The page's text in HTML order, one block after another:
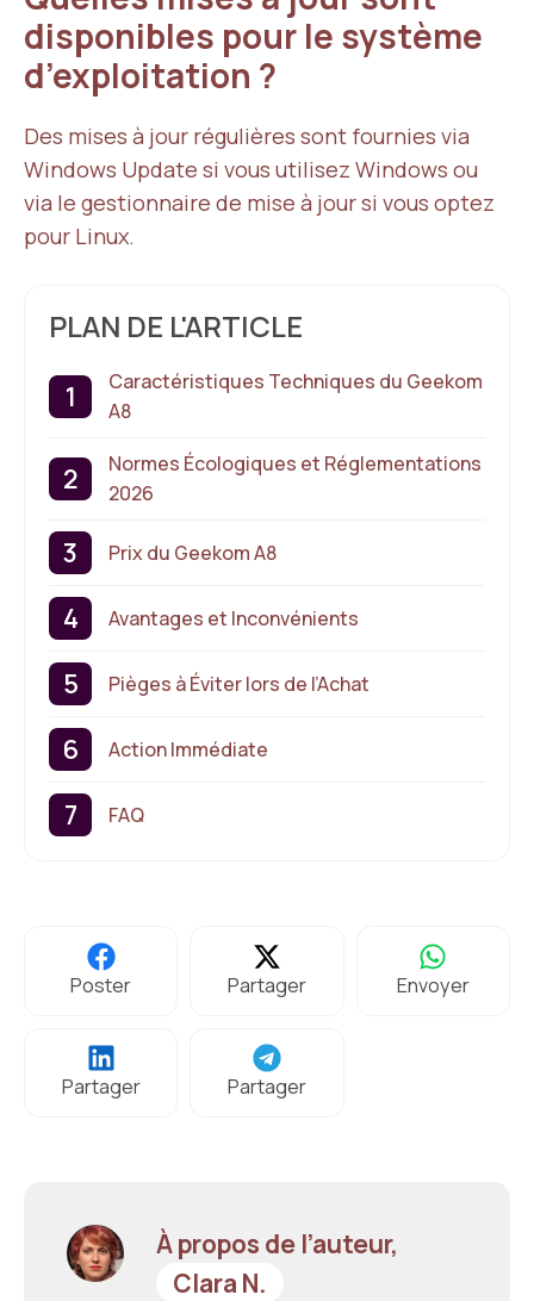
disponibles pour le système
d’exploitation ?
Des mises à jour régulières sont fournies via
Windows Update si vous utilisez Windows ou
via le gestionnaire de mise à jour si vous optez
pour Linux.
PLAN DE L'ARTICLE
Caractéristiques Techniques du Geekom
A8
Normes Écologiques et Réglementations
2026
Prix du Geekom A8
Avantages et Inconvénients
Pièges à Éviter lors de l’Achat
Action Immédiate
FAQ
Poster Partager Envoyer
Partager Partager
À propos de l’auteur,
Clara N.